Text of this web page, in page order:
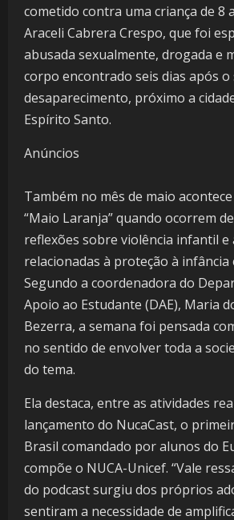
cometido contra uma criança de 8
Araceli Cabrera Crespo, que foi
abusada sexualmente, drogada e
corpo encontrado seis dias após o
desaparecimento, próximo a
Espírito Santo.
Anúncios
Também no mês de maio
“Maio Laranja” quando ocorrem
reflexões sobre violência infantil e
relacionadas à proteção à infância
Segundo a coordenadora do
Apoio ao Estudante (DAE), Maria
Bezerra, a semana foi pensada
no sentido de envolver toda a
do tema.
Ela destaca, entre as atividades
lançamento do NucaCast, o
Brasil comandado por alunos do
compõe o NUCA-Unicef. “Vale
do podcast surgiu dos próprios
sentiram a necessidade de